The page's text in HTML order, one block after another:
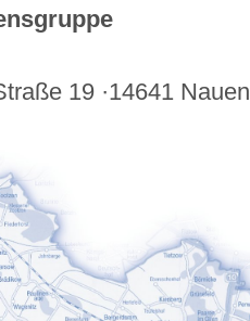
19 ·14641 Nauen